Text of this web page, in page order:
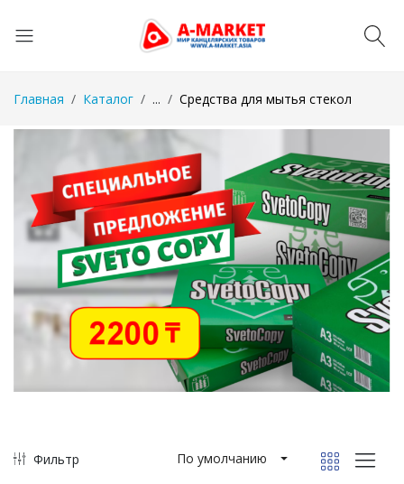
Главная Каталог ... Средства для мытья стекол
Фильтр По умолчанию